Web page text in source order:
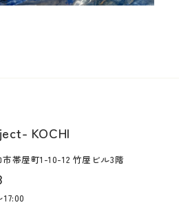
KOCHI
帯屋町1-10-12 竹屋ビル3階
17:00